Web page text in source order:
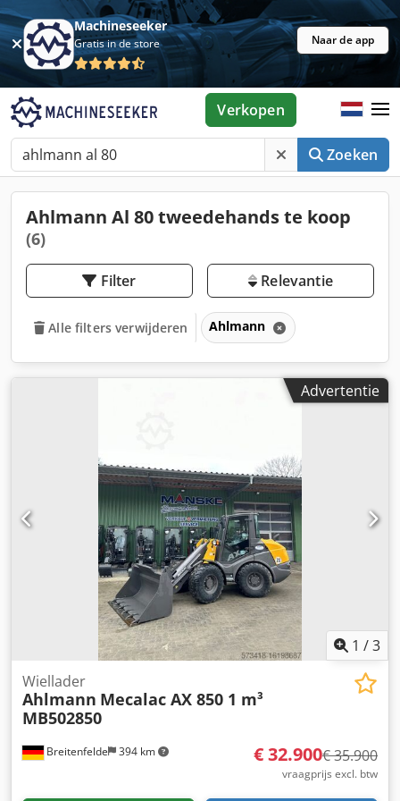
Machineseeker
Gratis in de store Naar de app
Zoeken
Verkopen
Ahlmann Al 80 tweedehands te koop
(6)
Filter Relevantie
Alle filters verwijderen Ahlmann
Advertentie
1 /3
Breitenfelde 394 km
Wiellader
Ahlmann Mecalac AX 850 1 m³
MB502850
€ 32.900€ 35.900
vraagprijs excl. btw